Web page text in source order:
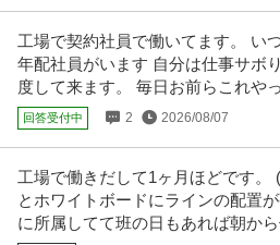
【職種】管理＞物流企画・物流管理 【業種
どに応じ、当該求人をビズリ
未経験歓迎／夜勤なし／工場の設備管
／残業15H以下／住宅手当
株式会社ユニークテクノサービス
年収350万円〜840万円
株式会社ユニークテクノサービス ＜未経験
～年休125日／土日祝休／…続きを見る
工場で契約社員で働いてます。 い
年配社員がいます 自分は仕事サボ
度して来ます。 毎日お前らこれや
回答受付中 2 2026/08/07
工場で働きだして1ヶ月ほどです。
とホワイトボードにラインの配置
に所属してて班の日もあれば朝か